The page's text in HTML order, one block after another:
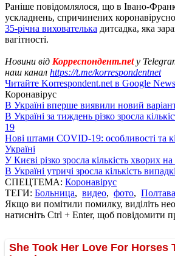
Раніше повідомлялося, що в Івано-
ускладнень, спричинених
35-річна вихователька дитсадка, яка
вагітності.
Новини від Корреспондент.netу
наш канал https://t.me/korrespondentnet
Читайте Korrespondent.net в Google News
Коронавірус
В Україні вперше виявили новий
В Україні за тиждень різко зросла
19
Нові штами COVID-19: особливості та
Україні
У Києві різко зросла кількість хворих
В Україні утричі зросла кількість
СПЕЦТЕМА: Коронавірус
ТЕГИ: Больница, видео, фото, Полтава
Якщо ви помітили помилку, виділіть
натисніть Ctrl + Enter, щоб повідомити